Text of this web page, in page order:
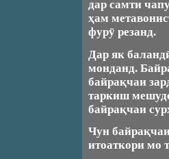
дар самти
ҳам
фурӯ резанд.
Дар як
монданд.
байрақчаи
таркиш
байрақчаи
Чун
итоаткори мо